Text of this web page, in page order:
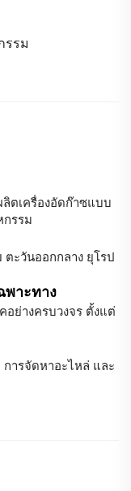
รรม
ตเครื่องอัดก๊าซแบบ
กรรม
ะวันออกกลาง ยุโรป
พาะทาง
อย่างครบวงจร ตั้งแต่
ารจัดหาอะไหล่ และ